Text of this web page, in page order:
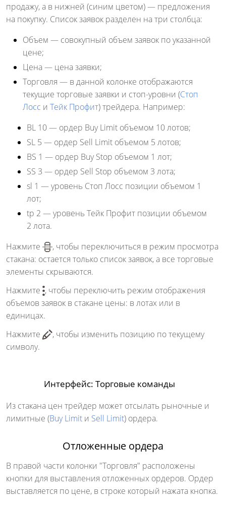
продажу, а в нижней (синим цветом)— предложения
на покупку. Список заявок разделен на три столбца:
Объем — совокупный объем заявок по указанной
цене;
Цена— цена заявки;
Торговля — в данной колонке отображаются
текущие торговые заявки и стоп-уровни (Стоп
Лосс и Тейк Профит) трейдера. Например:
BL 10— ордер Buy Limit объемом 10 лотов;
SL 5 — ордер Sell Limit объемом 5 лотов;
BS 1 — ордер Buy Stop объемом 1 лот;
SS 3 — ордер Sell Stop объемом 3 лота;
sl 1 — уровень Стоп Лосс позиции объемом 1
лот;
tp 2 — уровень Тейк Профит позиции объемом
2 лота.
Нажмите
, чтобы переключиться в режим просмотра
стакана: остается только список заявок, а все торговые
элементы скрываются.
Нажмите , чтобы переключить режим отображения
объемов заявок в стакане цены: в лотах или в
единицах.
Нажмите
, чтобы изменить позицию по текущему
символу.
Интерфейс: Торговые команды
Из стакана цен трейдер может отсылать рыночные и
лимитные (Buy Limit и Sell Limit) ордера.
Отложенные ордера
В правой части колонки "Торговля" расположены
кнопки для выставления отложенных ордеров. Ордер
выставляется по цене, в строке который нажата кнопка.